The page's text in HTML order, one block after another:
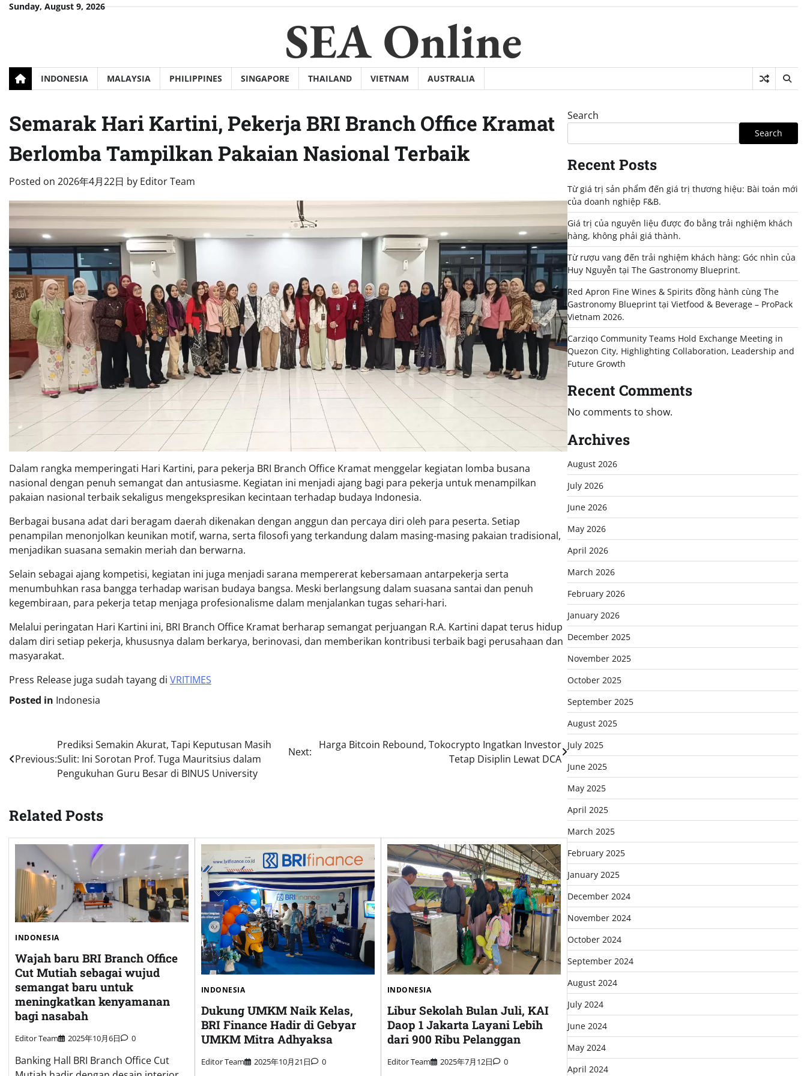
SkipSunday, August 9, 2026
SEA Online
INDONESIA MALAYSIA PHILIPPINES SINGAPORE THAILAND VIETNAM AUSTRALIA
Semarak Hari Kartini, Pekerja BRI Branch Office Kramat
Berlomba Tampilkan Pakaian Nasional Terbaik
Posted on 2026年4月22日 by Editor Team
Dalam rangka memperingati Hari Kartini, para pekerja BRI Branch Office Kramat menggelar kegiatan lomba busana
nasional dengan penuh semangat dan antusiasme. Kegiatan ini menjadi ajang bagi para pekerja untuk menampilkan
pakaian nasional terbaik sekaligus mengekspresikan kecintaan terhadap budaya Indonesia.
Berbagai busana adat dari beragam daerah dikenakan dengan anggun dan percaya diri oleh para peserta. Setiap
penampilan menonjolkan keunikan motif, warna, serta filosofi yang terkandung dalam masing-masing pakaian tradisional,
menjadikan suasana semakin meriah dan berwarna.
Selain sebagai ajang kompetisi, kegiatan ini juga menjadi sarana mempererat kebersamaan antarpekerja serta
menumbuhkan rasa bangga terhadap warisan budaya bangsa. Meski berlangsung dalam suasana santai dan penuh
kegembiraan, para pekerja tetap menjaga profesionalisme dalam menjalankan tugas sehari-hari.
Melalui peringatan Hari Kartini ini, BRI Branch Office Kramat berharap semangat perjuangan R.A. Kartini dapat terus hidup
dalam diri setiap pekerja, khususnya dalam berkarya, berinovasi, dan memberikan kontribusi terbaik bagi perusahaan dan
masyarakat.
Press Release juga sudah tayang di VRITIMES
Posted in Indonesia
navigation
Previous:
Prediksi Semakin Akurat, Tapi Keputusan Masih
Sulit: Ini Sorotan Prof. Tuga Mauritsius dalam
Pengukuhan Guru Besar di BINUS University
Next:
Harga Bitcoin Rebound, Tokocrypto Ingatkan Investor
Tetap Disiplin Lewat DCA
Related Posts
INDONESIA
Wajah baru BRI Branch Office
Cut Mutiah sebagai wujud
semangat baru untuk
meningkatkan kenyamanan
bagi nasabah
Editor Team 2025年10月6日 0
Banking Hall BRI Branch Office Cut
INDONESIA
Dukung UMKM Naik Kelas,
BRI Finance Hadir di Gebyar
UMKM Mitra Adhyaksa
Editor Team 2025年10月21日 0
INDONESIA
Libur Sekolah Bulan Juli, KAI
Daop 1 Jakarta Layani Lebih
dari 900 Ribu Pelanggan
Editor Team 2025年7月12日 0
Search
Search
Recent Posts
Từ giá trị sản phẩm đến giá trị thương hiệu: Bài toán mới
của doanh nghiệp F&B.
Giá trị của nguyên liệu được đo bằng trải nghiệm khách
hàng, không phải giá thành.
Từ rượu vang đến trải nghiệm khách hàng: Góc nhìn của
Huy Nguyễn tại The Gastronomy Blueprint.
Red Apron Fine Wines & Spirits đồng hành cùng The
Gastronomy Blueprint tại Vietfood & Beverage – ProPack
Vietnam 2026.
Carziqo Community Teams Hold Exchange Meeting in
Quezon City, Highlighting Collaboration, Leadership and
Future Growth
Recent Comments
No comments to show.
Archives
August 2026
July 2026
June 2026
May 2026
April 2026
March 2026
February 2026
January 2026
December 2025
November 2025
October 2025
September 2025
August 2025
July 2025
June 2025
May 2025
April 2025
March 2025
February 2025
January 2025
December 2024
November 2024
October 2024
September 2024
August 2024
July 2024
June 2024
May 2024
April 2024